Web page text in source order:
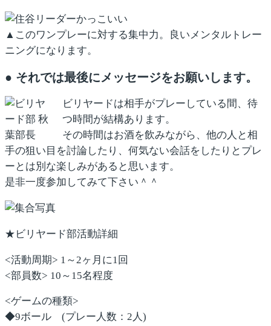
▲このワンプレーに対する集中力。良いメンタルトレー
ニングになります。
● それでは最後にメッセージをお願いします。
ビリヤードは相手がプレーしている間、待
つ時間が結構あります。
その時間はお酒を飲みながら、他の人と相
手の狙い目を討論したり、何気ない会話をしたりとプレ
ーとは別な楽しみがあると思います。
是非一度参加してみて下さい＾＾
★ビリヤード部活動詳細
<活動周期> 1～2ヶ月に1回
<部員数> 10～15名程度
<ゲームの種類>
◆9ボール (プレー人数：2人)